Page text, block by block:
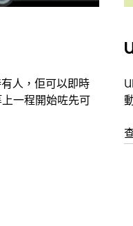
人，佢可以即時
一程開始咗先可